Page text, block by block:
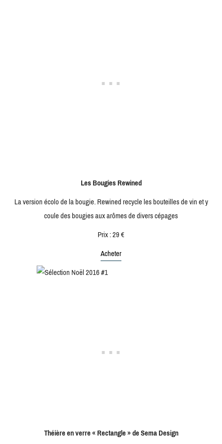
Les Bougies Rewined
La version écolo de la bougie. Rewined recycle les bouteilles de vin et y
coule des bougies aux arômes de divers cépages
Prix : 29 €
Acheter
Théière en verre « Rectangle » de Sema Design